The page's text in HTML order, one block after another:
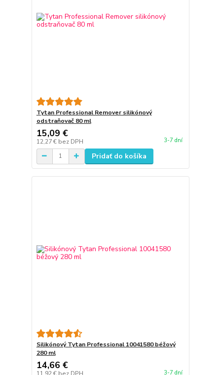
Tytan Professional Remover silikónový
odstraňovač 80 ml
15,09 €
12,27 € bez DPH 3-7 dní
Pridať do košíka
Silikónový Tytan Professional 10041580 béžový
280 ml
14,66 €
3-7 dní